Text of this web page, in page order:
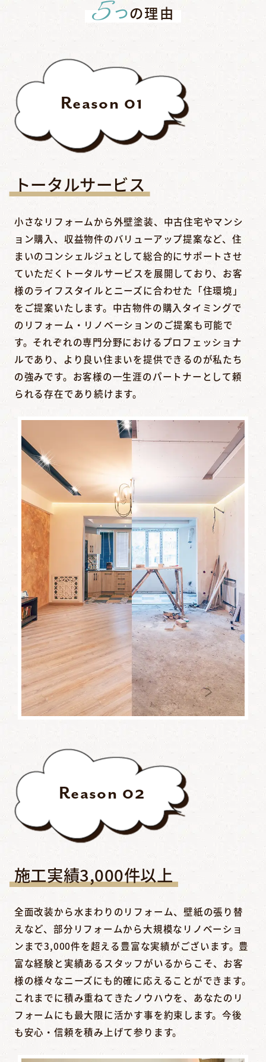
つの理由
Reason 01
トータルサービス
小さなリフォームから外壁塗装、中古住宅やマンシ
ョン購入、収益物件のバリューアップ提案など、住
まいのコンシェルジュとして総合的にサポートさせ
ていただくトータルサービスを展開しており、お客
様のライフスタイルとニーズに合わせた「住環境」
をご提案いたします。中古物件の購入タイミングで
のリフォーム・リノベーションのご提案も可能で
す。それぞれの専門分野におけるプロフェッショナ
ルであり、より良い住まいを提供できるのが私たち
の強みです。お客様の一生涯のパートナーとして頼
られる存在であり続けます。
Reason 02
施工実績3,000件以上
全面改装から水まわりのリフォーム、壁紙の張り替
えなど、部分リフォームから大規模なリノベーショ
ンまで3,000件を超える豊富な実績がございます。豊
富な経験と実績あるスタッフがいるからこそ、お客
様の様々なニーズにも的確に応えることができます。
これまでに積み重ねてきたノウハウを、あなたのリ
フォームにも最大限に活かす事を約束します。今後
も安心・信頼を積み上げて参ります。